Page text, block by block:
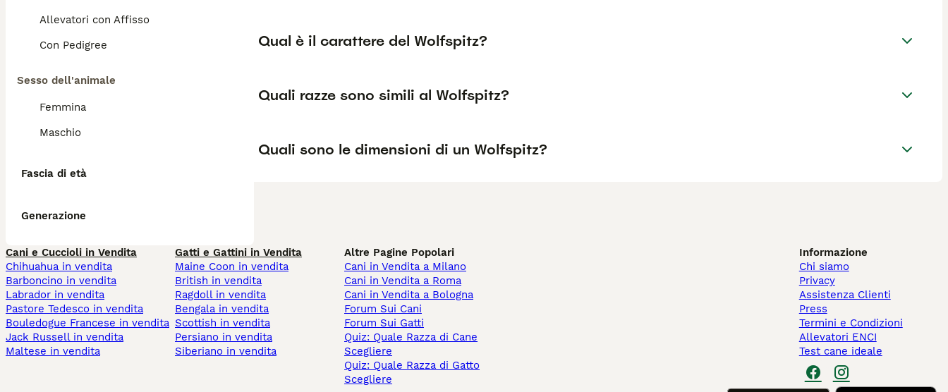
Allevatori con Affisso
Con Pedigree
Sesso dell'animale
Femmina
Maschio
Fascia di età
Generazione
Qual è il carattere del Wolfspitz?
Quali razze sono simili al Wolfspitz?
Quali sono le dimensioni di un Wolfspitz?
Cani e Cuccioli in Vendita
Chihuahua in vendita
Barboncino in vendita
Labrador in vendita
Pastore Tedesco in vendita
Bouledogue Francese in vendita
Jack Russell in vendita
Maltese in vendita
Gatti e Gattini in Vendita
Maine Coon in vendita
British in vendita
Ragdoll in vendita
Bengala in vendita
Scottish in vendita
Persiano in vendita
Siberiano in vendita
Altre Pagine Popolari
Cani in Vendita a Milano
Cani in Vendita a Roma
Cani in Vendita a Bologna
Forum Sui Cani
Forum Sui Gatti
Quiz: Quale Razza di Cane
Scegliere
Quiz: Quale Razza di Gatto
Scegliere
Informazione
Chi siamo
Privacy
Assistenza Clienti
Press
Termini e Condizioni
Allevatori ENCI
Test cane ideale